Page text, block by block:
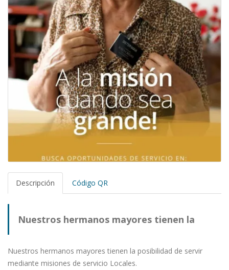
Descripción Código QR
Nuestros hermanos mayores tienen la
posibilidad de servir mediante misiones de
Nuestros hermanos mayores tienen la posibilidad de servir
mediante misiones de servicio Locales.